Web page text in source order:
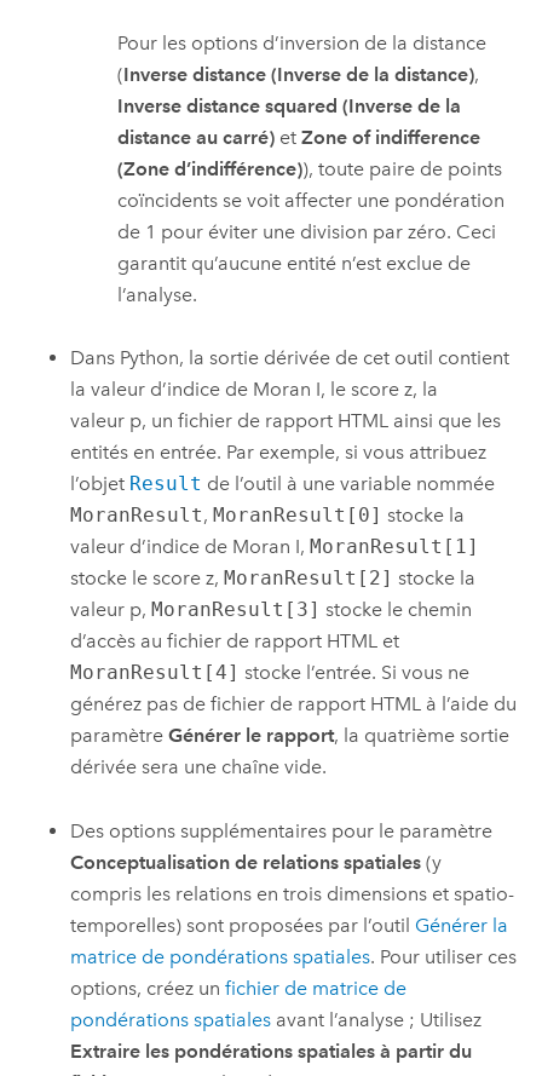
Pour les options d’inversion de la distance
(Inverse distance (Inverse de la distance),
Inverse distance squared (Inverse de la
distance au carré) etZone of indifference
(Zone d’indifférence)), toute paire de points
coïncidents se voit affecter une pondération
de 1 pour éviter une division par zéro. Ceci
garantit qu’aucune entité n’est exclue de
l’analyse.
Dans Python, la sortie dérivée de cet outil contient
la valeur d’indice de Moran I, le score z, la
valeur p, un fichier de rapport HTML ainsi que les
entités en entrée. Par exemple, si vous attribuez
l’objet Result de l’outil à une variable nommée
MoranResult, MoranResult[0] stocke la
valeur d’indice de Moran I, MoranResult[1]
stocke le score z, MoranResult[2] stocke la
valeur p, MoranResult[3] stocke le chemin
d’accès au fichier de rapport HTML et
MoranResult[4] stocke l’entrée. Si vous ne
générez pas de fichier de rapport HTML à l’aide du
paramètreGénérer le rapport, la quatrième sortie
dérivée sera une chaîne vide.
Des options supplémentaires pour le paramètre
Conceptualisation de relations spatiales (y
compris les relations en trois dimensions et spatio-
temporelles) sont proposées par l’outil Générer la
matrice de pondérations spatiales. Pour utiliser ces
options, créez unfichier de matrice de
pondérations spatiales avant l’analyse ; Utilisez
Extraire les pondérations spatiales à partir du